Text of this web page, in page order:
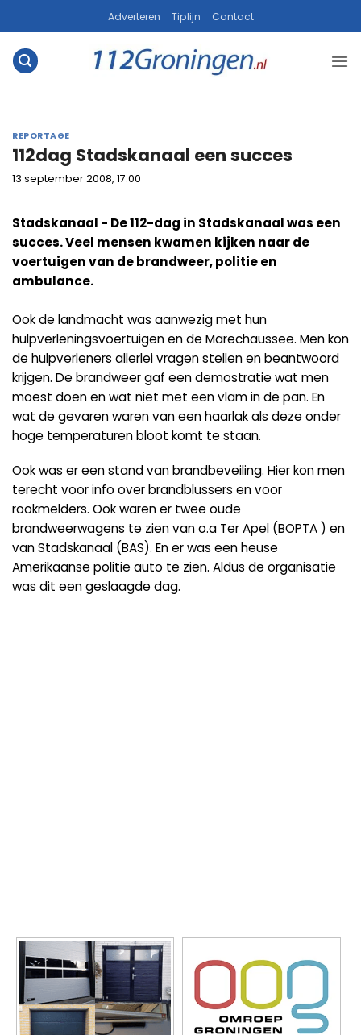
naar
inhoud
Adverteren Tiplijn Contact
REPORTAGE
112dag Stadskanaal een succes
13 september 2008, 17:00
Stadskanaal - De 112-dag in Stadskanaal was een
succes. Veel mensen kwamen kijken naar de
voertuigen van de brandweer, politie en
ambulance.
Ook de landmacht was aanwezig met hun
hulpverleningsvoertuigen en de Marechaussee. Men kon
de hulpverleners allerlei vragen stellen en beantwoord
krijgen. De brandweer gaf een demostratie wat men
moest doen en wat niet met een vlam in de pan. En
wat de gevaren waren van een haarlak als deze onder
hoge temperaturen bloot komt te staan.
Ook was er een stand van brandbeveiling. Hier kon men
terecht voor info over brandblussers en voor
rookmelders. Ook waren er twee oude
brandweerwagens te zien van o.a Ter Apel (BOPTA ) en
van Stadskanaal (BAS). En er was een heuse
Amerikaanse politie auto te zien. Aldus de organisatie
was dit een geslaagde dag.